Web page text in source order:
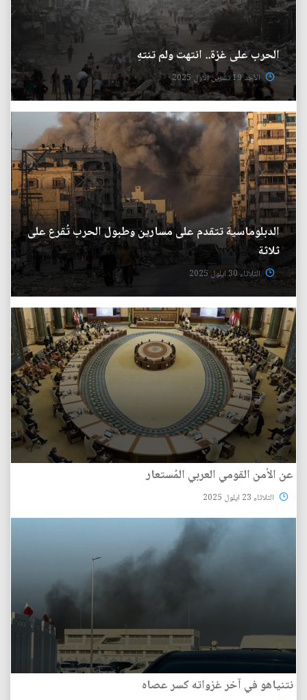
الحرب على غزة.. انتهت ولم تنتهِ
الأحد 19 تشرين الاول 2025
الدبلوماسية تتقدم على مسارين وطبول الحرب تُقرع على
ثلاثة
الثلاثاء 30 ايلول 2025
عن الأمن القومي العربي المُستعار
الثلاثاء 23 ايلول 2025
نتنياهو في آخر غزواته كسر عصاه